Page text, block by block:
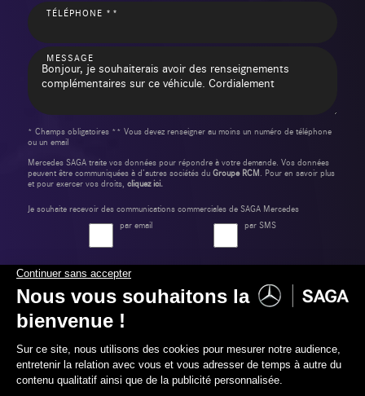
TÉLÉPHONE **
MESSAGE
* Champs obligatoires ** Vous devez renseigner au moins un numéro de téléphone
ou un email
Mercedes SAGA traite vos données pour répondre à votre demande. Vos données
peuvent être communiquées à d’autres sociétés du Groupe RCM. Pour en savoir plus
et pour exercer vos droits, cliquez ici.
Je souhaite recevoir des communications commerciales de SAGA Mercedes
par email
par SMS
Envoyer ma demande
Label Certified et Garanties